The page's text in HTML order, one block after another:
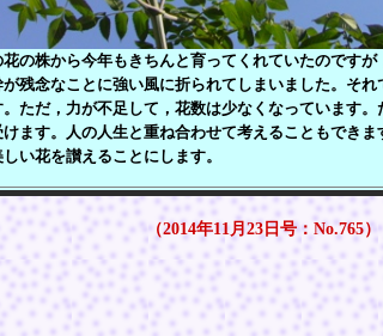
の株から今年もきちんと育ってくれていたのですが
残念なことに強い風に折られてしまいました。そ
。ただ，力が不足して，花数は少なくなっています
ます。人の人生と重ね合わせて考えることもでき
い花を讃えることにします。
（2014年11月23日号：No.765）